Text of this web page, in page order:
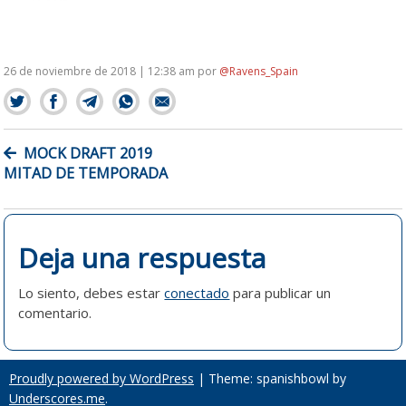
26 de noviembre de 2018 | 12:38 am por @Ravens_Spain
NAVEGACIÓN
DE
ENTRADAS
MOCK DRAFT 2019
MITAD DE TEMPORADA
Deja una respuesta
Lo siento, debes estarconectado para publicar un
comentario.
Proudly powered by WordPress | Theme: spanishbowl by
Underscores.me.